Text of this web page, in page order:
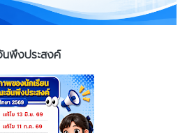
พึงประสงค์